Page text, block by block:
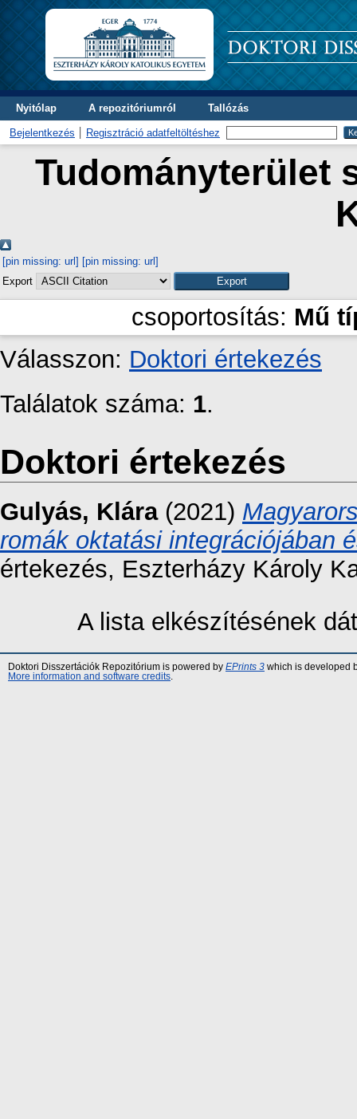
Nyitólap A repozitóriumról Tallózás
Bejelentkezés Regisztráció adatfeltöltéshez
Tudományterület
[pin missing: url] [pin missing: url]
Export
csoportosítás: Mű
Válasszon: Doktori értekezés
Találatok száma: 1.
Doktori értekezés
Gulyás, Klára(2021)
romák oktatási integrációjában
értekezés, Eszterházy Károly
A lista elkészítésének
Doktori Disszertációk Repozitórium is powered by EPrints 3 which is developed
More information and software credits